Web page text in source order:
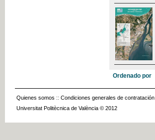
Ordenado por
Quienes somos :: Condiciones generales de contratación
Universitat Politècnica de València © 2012